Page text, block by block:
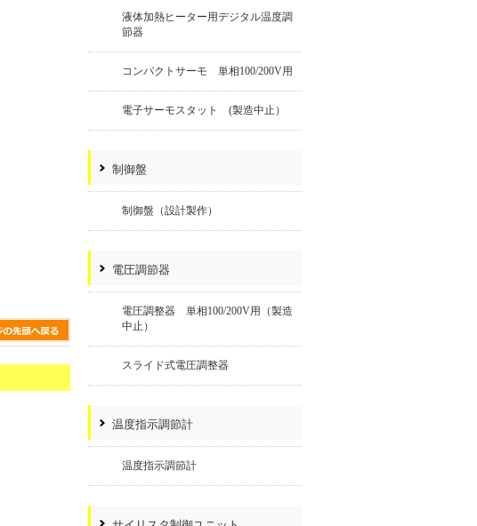
液体加熱ヒーター用デジタル温度調
節器
コンパクトサーモ 単相100/200V用
電子サーモスタット (製造中止）
制御盤
制御盤（設計製作）
電圧調節器
電圧調整器 単相100/200V用（製造
中止）
スライド式電圧調整器
温度指示調節計
温度指示調節計